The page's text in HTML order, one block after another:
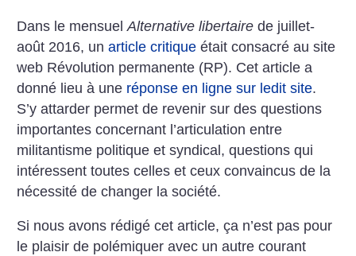
Dans le mensuelAlternative libertaire de juillet-
août 2016, unarticle critique était consacré au site
web Révolution permanente (RP). Cet article a
donné lieu à une réponse en ligne sur ledit site.
S’y attarder permet de revenir sur des questions
importantes concernant l’articulation entre
militantisme politique et syndical, questions qui
intéressent toutes celles et ceux convaincus de la
nécessité de changer la société.
Si nous avons rédigé cet article, ça n’est pas pour
le plaisir de polémiquer avec un autre courant